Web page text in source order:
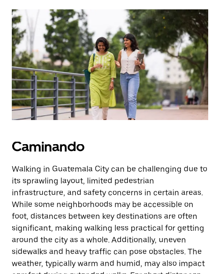
una
fecha.
Presiona
la
tecla Esc
para
cerrar
el
calendario.
Caminando
Walking in Guatemala City can be challenging due to
its sprawling layout, limited pedestrian
infrastructure, and safety concerns in certain areas.
While some neighborhoods may be accessible on
foot, distances between key destinations are often
significant, making walking less practical for getting
around the city as a whole. Additionally, uneven
sidewalks and heavy traffic can pose obstacles. The
weather, typically warm and humid, may also impact